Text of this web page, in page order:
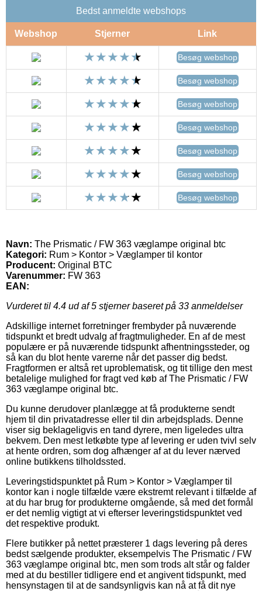
Bedst anmeldte webshops
Webshop Stjerner Link
Besøg webshop
Besøg webshop
Besøg webshop
Besøg webshop
Besøg webshop
Besøg webshop
Besøg webshop
Navn: The Prismatic / FW 363 væglampe original btc
Kategori: Rum > Kontor > Væglamper til kontor
Producent: Original BTC
Varenummer: FW 363
EAN:
Vurderet til 4.4 ud af 5 stjerner baseret på 33 anmeldelser
Adskillige internet forretninger frembyder på nuværende
tidspunkt et bredt udvalg af fragtmuligheder. En af de mest
populære er på nuværende tidspunkt afhentningssteder, og
så kan du blot hente varerne når det passer dig bedst.
Fragtformen er altså ret uproblematisk, og tit tillige den mest
betalelige mulighed for fragt ved køb af The Prismatic / FW
363 væglampe original btc.
Du kunne derudover planlægge at få produkterne sendt
hjem til din privatadresse eller til din arbejdsplads. Denne
viser sig beklageligvis en tand dyrere, men ligeledes ultra
bekvem. Den mest letkøbte type af levering er uden tvivl selv
at hente ordren, som dog afhænger af at du lever nærved
online butikkens tilholdssted.
Leveringstidspunktet på Rum > Kontor > Væglamper til
kontor kan i nogle tilfælde være ekstremt relevant i tilfælde af
at du har brug for produkterne omgående, så med det formål
er det nemlig vigtigt at vi efterser leveringstidspunktet ved
det respektive produkt.
Flere butikker på nettet præsterer 1 dags levering på deres
bedst sælgende produkter, eksempelvis The Prismatic / FW
363 væglampe original btc, men som trods alt står og falder
med at du bestiller tidligere end et angivent tidspunkt, med
hensynstagen til at de sandsynligvis kan nå at få dit nye